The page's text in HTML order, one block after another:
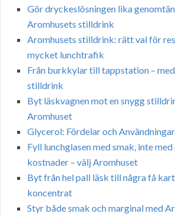
Gör dryckeslösningen lika
Aromhusets stilldrink
Aromhusets stilldrink: rätt val för
mycket lunchtrafik
Från burkkylar till tappstation –
stilldrink
Byt läskvagnen mot en snygg
Aromhuset
Glycerol: Fördelar och
Fyll lunchglasen med smak, inte
kostnader – välj Aromhuset
Byt från hel pall läsk till några få
koncentrat
Styr både smak och marginal med